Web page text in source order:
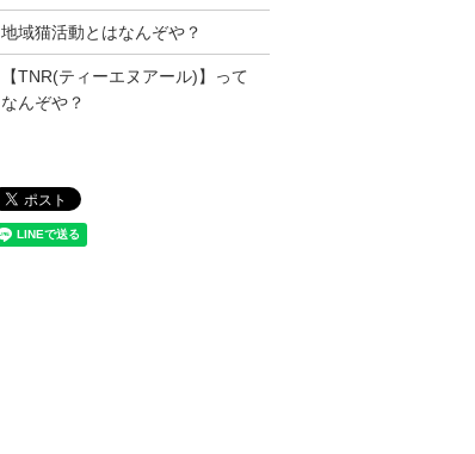
地域猫活動とはなんぞや？
【TNR(ティーエヌアール)】って
なんぞや？